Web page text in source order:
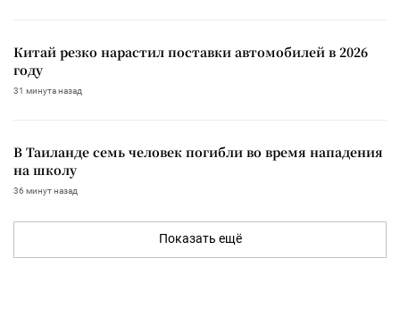
Китай резко нарастил поставки автомобилей в 2026
году
31 минута назад
В Таиланде семь человек погибли во время нападения
на школу
36 минут назад
Показать ещё